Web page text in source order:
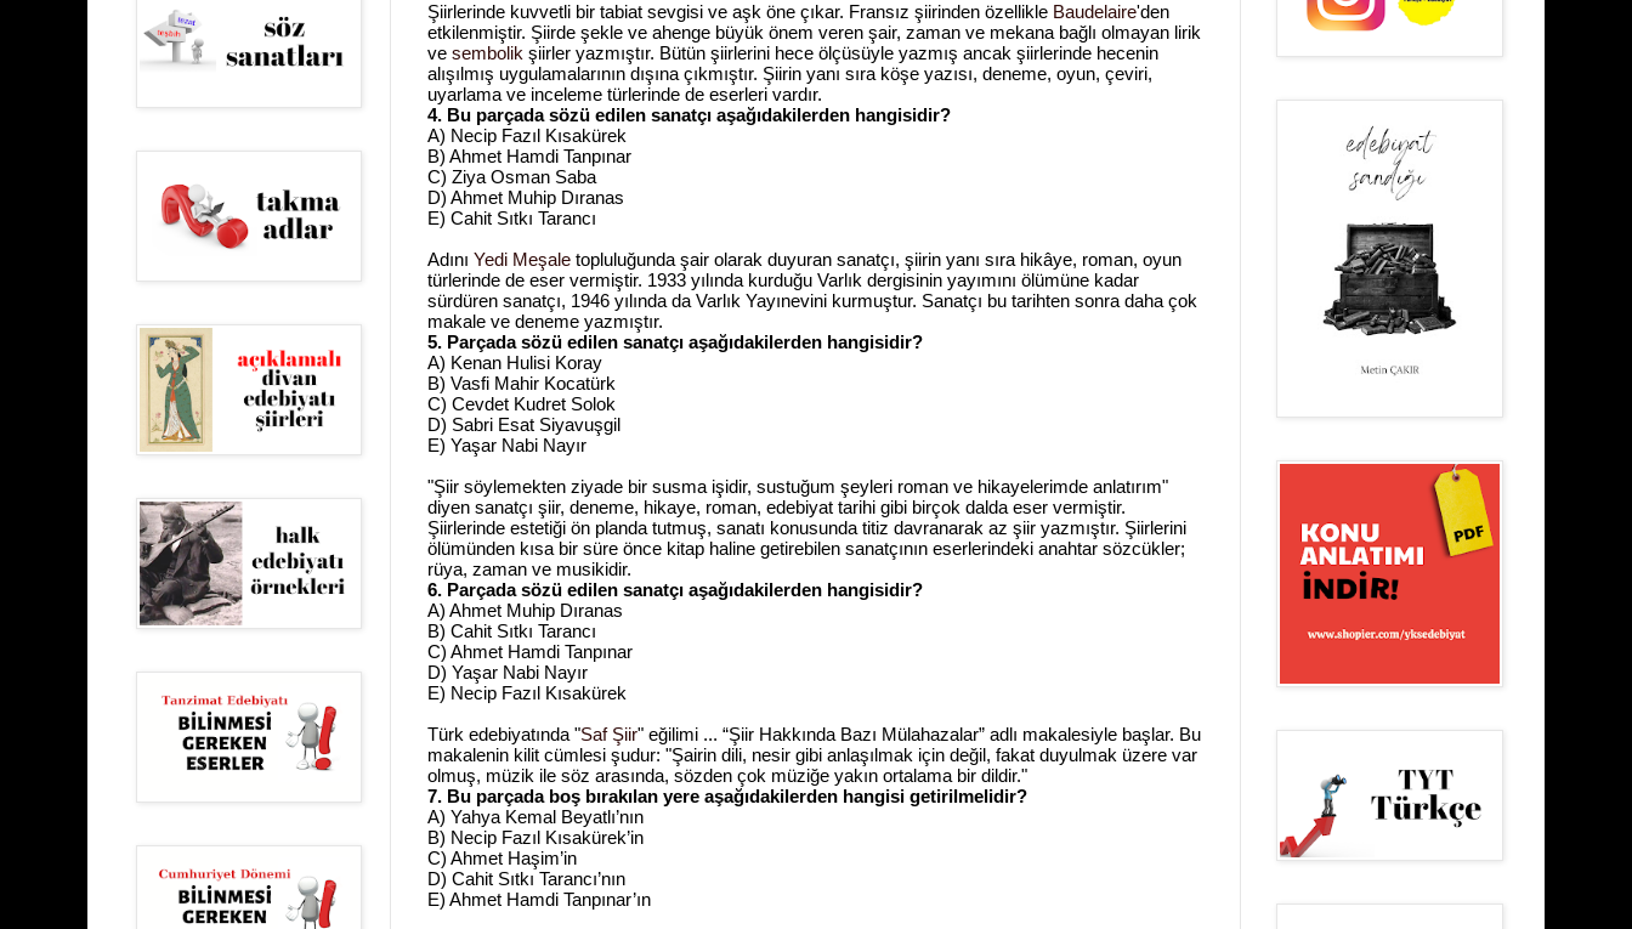
Şiirlerinde kuvvetli bir tabiat sevgisi ve aşk öne çıkar. Fransız şiirinden özellikle Baudelaire'den
etkilenmiştir. Şiirde şekle ve ahenge büyük önem veren şair, zaman ve mekana bağlı olmayan lirik
ve sembolik şiirler yazmıştır. Bütün şiirlerini hece ölçüsüyle yazmış ancak şiirlerinde hecenin
alışılmış uygulamalarının dışına çıkmıştır. Şiirin yanı sıra köşe yazısı, deneme, oyun, çeviri,
uyarlama ve inceleme türlerinde de eserleri vardır.
4. Bu parçada sözü edilen sanatçı aşağıdakilerden hangisidir?
A) Necip Fazıl Kısakürek
B) Ahmet Hamdi Tanpınar
C) Ziya Osman Saba
D) Ahmet Muhip Dıranas
E) Cahit Sıtkı Tarancı
Adını Yedi Meşale topluluğunda şair olarak duyuran sanatçı, şiirin yanı sıra hikâye, roman, oyun
türlerinde de eser vermiştir. 1933 yılında kurduğu Varlık dergisinin yayımını ölümüne kadar
sürdüren sanatçı, 1946 yılında da Varlık Yayınevini kurmuştur. Sanatçı bu tarihten sonra daha çok
makale ve deneme yazmıştır.
5. Parçada sözü edilen sanatçı aşağıdakilerden hangisidir?
A) Kenan Hulisi Koray
B) Vasfi Mahir Kocatürk
C) Cevdet Kudret Solok
D) Sabri Esat Siyavuşgil
E) Yaşar Nabi Nayır
"Şiir söylemekten ziyade bir susma işidir, sustuğum şeyleri roman ve hikayelerimde anlatırım"
diyen sanatçı şiir, deneme, hikaye, roman, edebiyat tarihi gibi birçok dalda eser vermiştir.
Şiirlerinde estetiği ön planda tutmuş, sanatı konusunda titiz davranarak az şiir yazmıştır. Şiirlerini
ölümünden kısa bir süre önce kitap haline getirebilen sanatçının eserlerindeki anahtar sözcükler;
rüya, zaman ve musikidir.
6. Parçada sözü edilen sanatçı aşağıdakilerden hangisidir?
A) Ahmet Muhip Dıranas
B) Cahit Sıtkı Tarancı
C) Ahmet Hamdi Tanpınar
D) Yaşar Nabi Nayır
E) Necip Fazıl Kısakürek
Türk edebiyatında "Saf Şiir" eğilimi ... “Şiir Hakkında Bazı Mülahazalar” adlı makalesiyle başlar. Bu
makalenin kilit cümlesi şudur: "Şairin dili, nesir gibi anlaşılmak için değil, fakat duyulmak üzere var
olmuş, müzik ile söz arasında, sözden çok müziğe yakın ortalama bir dildir."
7. Bu parçada boş bırakılan yere aşağıdakilerden hangisi getirilmelidir?
A) Yahya Kemal Beyatlı’nın
B) Necip Fazıl Kısakürek’in
C) Ahmet Haşim’in
D) Cahit Sıtkı Tarancı’nın
E) Ahmet Hamdi Tanpınar’ın